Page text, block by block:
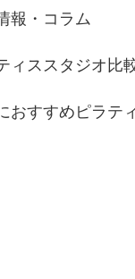
報・コラム
ィススタジオ比
おすすめピラテ